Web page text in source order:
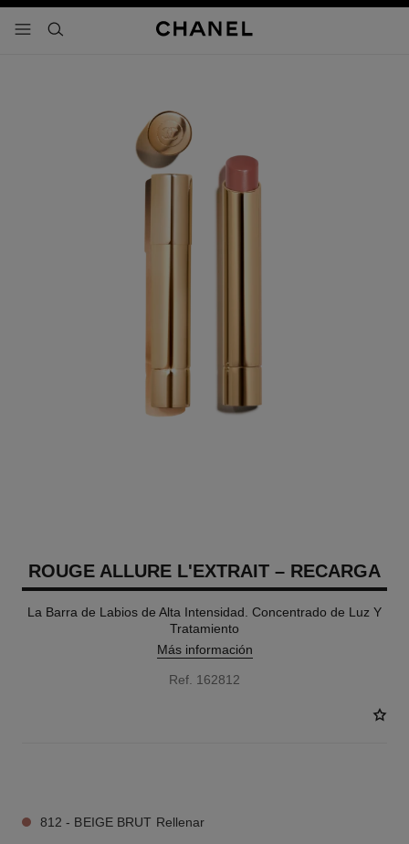
- navegación principal
buscar
ROUGE ALLURE L'EXTRAIT – RECARGA
La Barra de Labios de Alta Intensidad. Concentrado de Luz Y
Tratamiento
Más información
Ref. 162812
812 - BEIGE BRUT Rellenar